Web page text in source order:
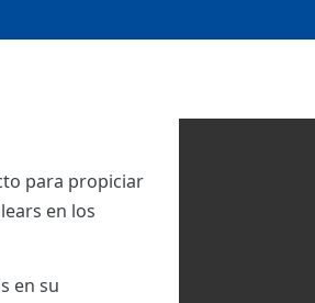
para propiciar
en los
en su